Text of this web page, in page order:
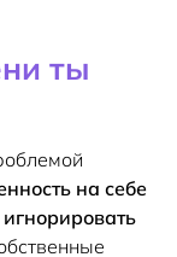
ты
на себе